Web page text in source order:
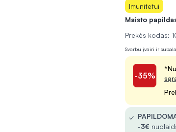
Imunitetui
Maisto
Prekės kodas:
Svarbu įvairi ir
-35%
✓
-3€